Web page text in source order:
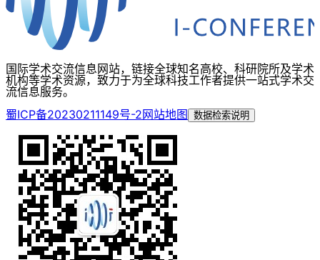
国际学术交流信息网站，链接全球知名高校、科研院所及学术
机构等学术资源，致力于为全球科技工作者提供一站式学术交
流信息服务。
蜀ICP备20230211149号-2网站地图 数据检索说明